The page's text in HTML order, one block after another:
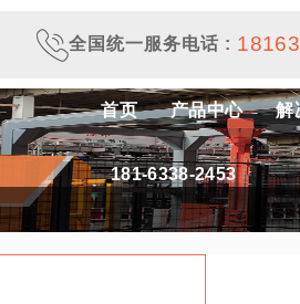
全国统一服务电话 :
首页 产品中心 解
181-6338-2453